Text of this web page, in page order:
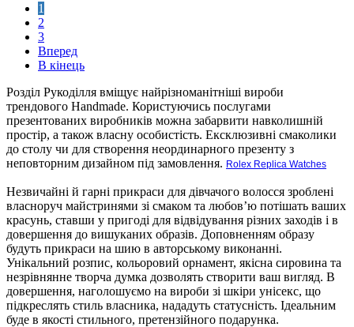
1
2
3
Вперед
В кінець
Розділ Рукоділля вміщує найрізноманітніші вироби
трендового Handmade. Користуючись послугами
презентованих виробників можна забарвити навколишній
простір, а також власну особистість. Ексклюзивні смаколики
до столу чи для створення неординарного презенту з
неповторним дизайном під замовлення. Rolex Replica Watches
Незвичайні й гарні прикраси для дівчачого волосся зроблені
власноруч майстринями зі смаком та любов’ю потішать ваших
красунь, ставши у пригоді для відвідування різних заходів і в
довершення до вишуканих образів. Доповненням образу
будуть прикраси на шию в авторському виконанні.
Унікальний розпис, кольоровий орнамент, якісна сировина та
незрівнянне творча думка дозволять створити ваш вигляд. В
довершення, наголошуємо на вироби зі шкіри унісекс, що
підкреслять стиль власника, нададуть статусність. Ідеальним
буде в якості стильного, претензійного подарунка.